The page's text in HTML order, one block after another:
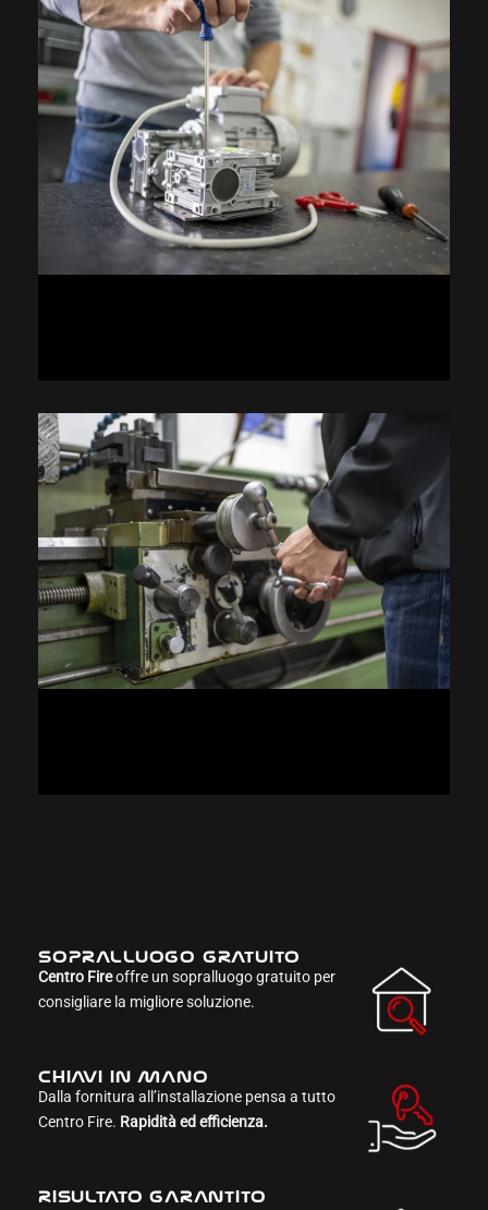
SOPRALLUOGO GRATUITO
Centro Fireoffre un sopralluogo gratuito per
consigliare la migliore soluzione.
CHIAVI IN MANO
Dalla fornitura all’installazione pensa a tutto
Centro Fire. Rapidità ed efficienza.
RISULTATO GARANTITO